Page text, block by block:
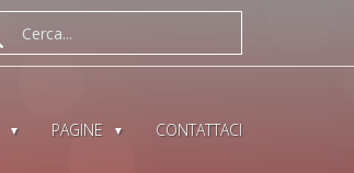
PAGINE CONTATTACI